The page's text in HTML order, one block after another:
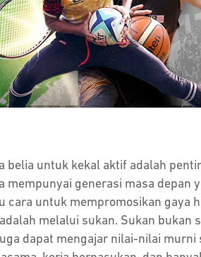
belia untuk kekal aktif adalah
mempunyai generasi masa depan
cara untuk mempromosikan gaya
melalui sukan. Sukan bukan
dapat mengajar nilai-nilai murni